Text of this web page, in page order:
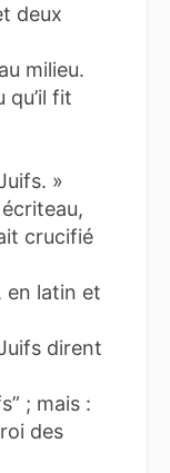
deux
milieu.
qu’il fit
»
crucifié
en latin et
dirent
; mais :
des